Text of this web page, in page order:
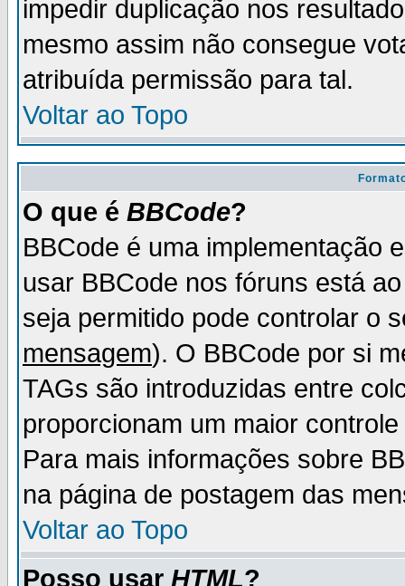
impedir duplicação nos
mesmo assim não consegue
atribuída permissão para tal.
Voltar ao Topo
O que é BBCode?
BBCode é uma implementação
usar BBCode nos fóruns está
seja permitido pode controlar o
mensagem). O BBCode por si
TAGs são introduzidas entre
proporcionam um maior
Para mais informações sobre
na página de postagem das
Voltar ao Topo
Posso usar HTML?